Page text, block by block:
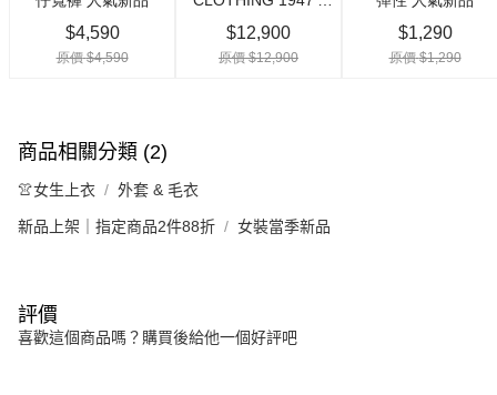
商品相關分類 (2)
👚女生上衣 外套 & 毛衣
新品上架｜指定商品2件88折 女裝當季新品
評價
喜歡這個商品嗎？購買後給他一個好評吧